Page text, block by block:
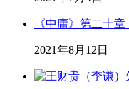
《中庸》第二十
2021年8月12日